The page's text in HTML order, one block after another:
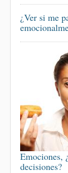
¿Ver si me
Emociones,
decisiones?